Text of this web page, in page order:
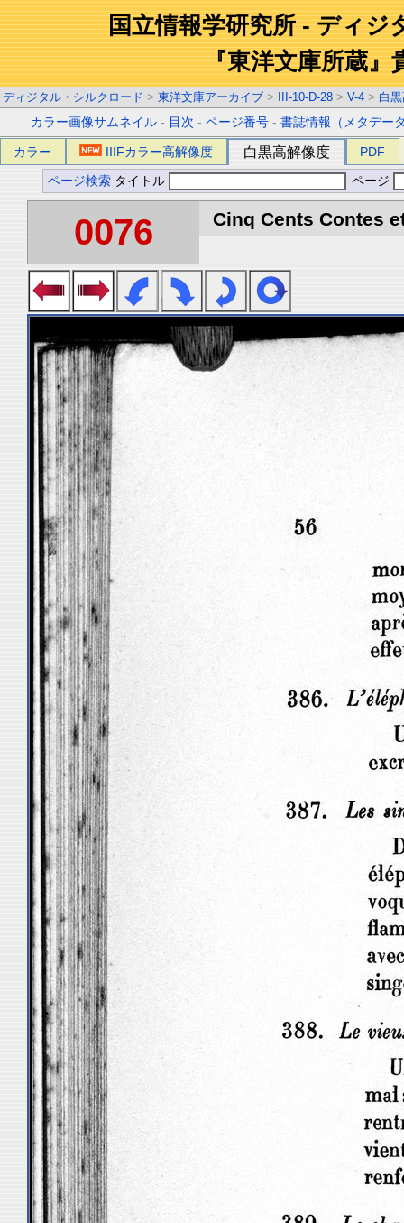
国立情報学研究所 - ディジ
『東洋文庫所蔵』
ディジタル・シルクロード > 東洋文庫アーカイブ > III-10-D-28 > V-4 > 白
カラー画像サムネイル - 目次 -ページ番号 -書誌情報（メタデー
カラー IIIFカラー高解像度 白黒高解像度 PDF
ページ検索 タイトル ページ
0076 Cinq Cents Contes